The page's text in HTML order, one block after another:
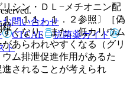
粒
シン・ＤＬ−メチオニン配
、１１．１．２参照〕［偽
くなり、また、低カリウム
あらわれやすくなる（グリ
ム排泄促進作用があるた
されることが考えられ
お問い合わせ
CTCAE
抗菌薬ガイド
ト